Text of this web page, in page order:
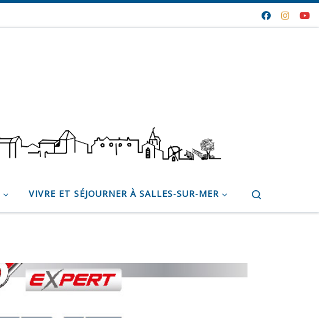
VIVRE ET SÉJOURNER À SALLES-SUR-MER